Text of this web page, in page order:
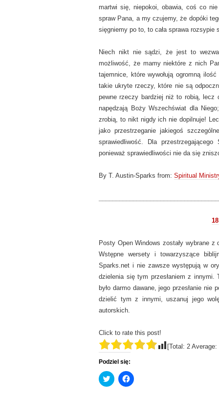
martwi się, niepokoi, obawia, coś co
spraw Pana, a my czujemy, że dopóki
sięgniemy po to, to cała sprawa rozsypie
Niech nikt nie sądzi, że jest to
możliwość, że mamy niektóre z nich
tajemnice, które wywołują ogromną
takie ukryte rzeczy, które nie są
pewne rzeczy bardziej niż to robią,
napędzają Boży Wszechświat dla
zrobią, to nikt nigdy ich nie dopilnuje!
jako przestrzeganie jakiegoś
sprawiedliwość. Dla
ponieważ sprawiedliwości nie da się
By T. Austin-Sparks from: Spiritual
Posty Open Windows zostały wybrane
Wstępne wersety i towarzyszące
Sparks.net i nie zawsze występują w
dzielenia się tym przesłaniem z innymi.
było darmo dawane, jego przesłanie
dzielić tym z innymi, uszanuj jego
autorskich.
Click to rate this post!
[Total: 2 Average:
Podziel się:
C
l
C
l